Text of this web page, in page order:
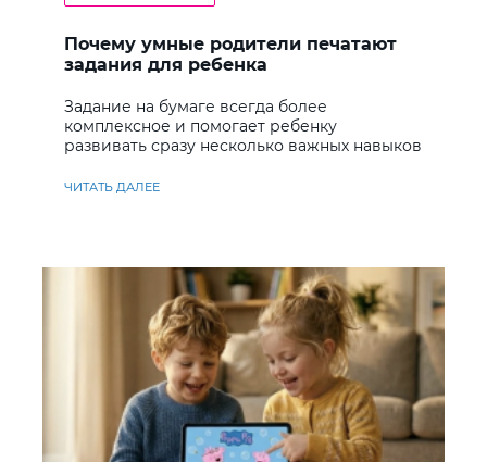
Почему умные родители печатают
задания для ребенка
Задание на бумаге всегда более
комплексное и помогает ребенку
развивать сразу несколько важных навыков
ЧИТАТЬ ДАЛЕЕ